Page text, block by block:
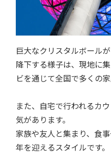
巨大なクリスタルボール
降下する様子は、現地に
ビを通じて全国で多くの家
また、自宅で行われるカ
気があります。
家族や友人と集まり、食
年を迎えるスタイルです。